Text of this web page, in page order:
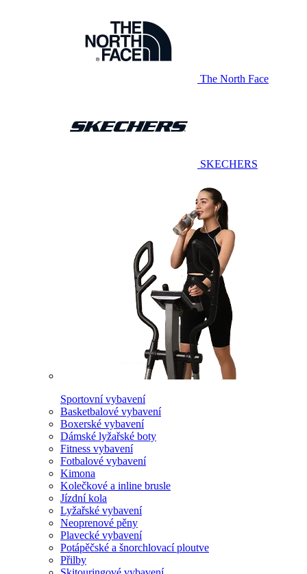
The North Face
SKECHERS
Sportovní vybavení
Basketbalové vybavení
Boxerské vybavení
Dámské lyžařské boty
Fitness vybavení
Fotbalové vybavení
Kimona
Kolečkové a inline brusle
Jízdní kola
Lyžařské vybavení
Neoprenové pěny
Plavecké vybavení
Potápěčské a šnorchlovací ploutve
Přilby